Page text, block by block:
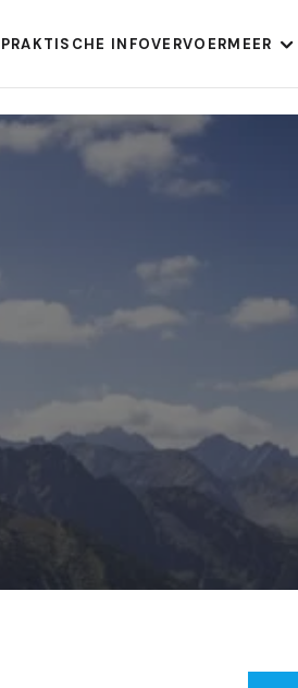
PRAKTISCHE INFOVERVOERMEER